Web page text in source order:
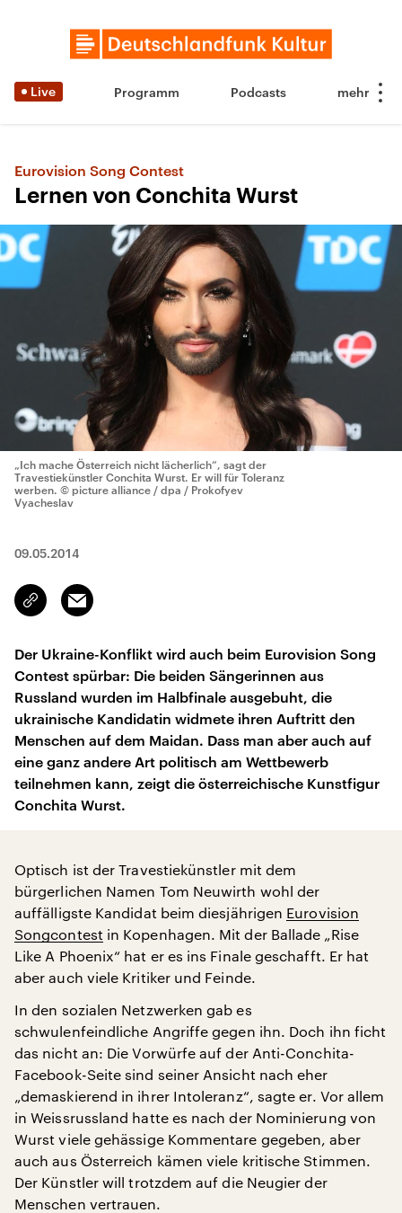
Live Programm Podcasts
Eurovision Song Contest
Lernen von Conchita Wurst
„Ich mache Österreich nicht lächerlich“, sagt der
Travestiekünstler Conchita Wurst. Er will für Toleranz
werben. © picture alliance / dpa / Prokofyev
Vyacheslav
09.05.2014
Link
kopieren/teilen
Email
Der Ukraine-Konflikt wird auch beim Eurovision Song
Contest spürbar: Die beiden Sängerinnen aus
Russland wurden im Halbfinale ausgebuht, die
ukrainische Kandidatin widmete ihren Auftritt den
Menschen auf dem Maidan. Dass man aber auch auf
eine ganz andere Art politisch am Wettbewerb
teilnehmen kann, zeigt die österreichische Kunstfigur
Conchita Wurst.
Optisch ist der Travestiekünstler mit dem
bürgerlichen Namen Tom Neuwirth wohl der
auffälligste Kandidat beim diesjährigen Eurovision
Songcontest in Kopenhagen. Mit der Ballade „Rise
Like A Phoenix“ hat er es ins Finale geschafft. Er hat
aber auch viele Kritiker und Feinde.
In den sozialen Netzwerken gab es
schwulenfeindliche Angriffe gegen ihn. Doch ihn ficht
das nicht an: Die Vorwürfe auf der Anti-Conchita-
Facebook-Seite sind seiner Ansicht nach eher
„demaskierend in ihrer Intoleranz“, sagte er. Vor allem
in Weissrussland hatte es nach der Nominierung von
Wurst viele gehässige Kommentare gegeben, aber
auch aus Österreich kämen viele kritische Stimmen.
Der Künstler will trotzdem auf die Neugier der
Menschen vertrauen.